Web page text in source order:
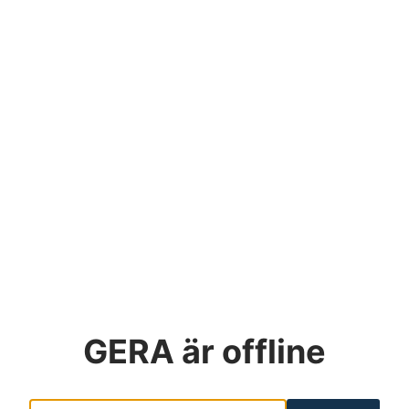
GERA är offline